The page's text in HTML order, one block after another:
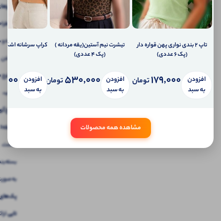
۴۸
شده و
داشتن
۶۰
جذاب،
هست.
به
تایی
تاپ ۲ بندی نواری پهن قواره دار
(پک 6 عددی)
افزودن
به سبد
179,000تومان
تیشرت نیم آستین(یقه مردانه )
(پک 4 عددی)
افزودن
به سبد
530,000تومان
کراپ سرشانه اشکی (پک
افزودن
به سبد
مشاهده همه محصولات